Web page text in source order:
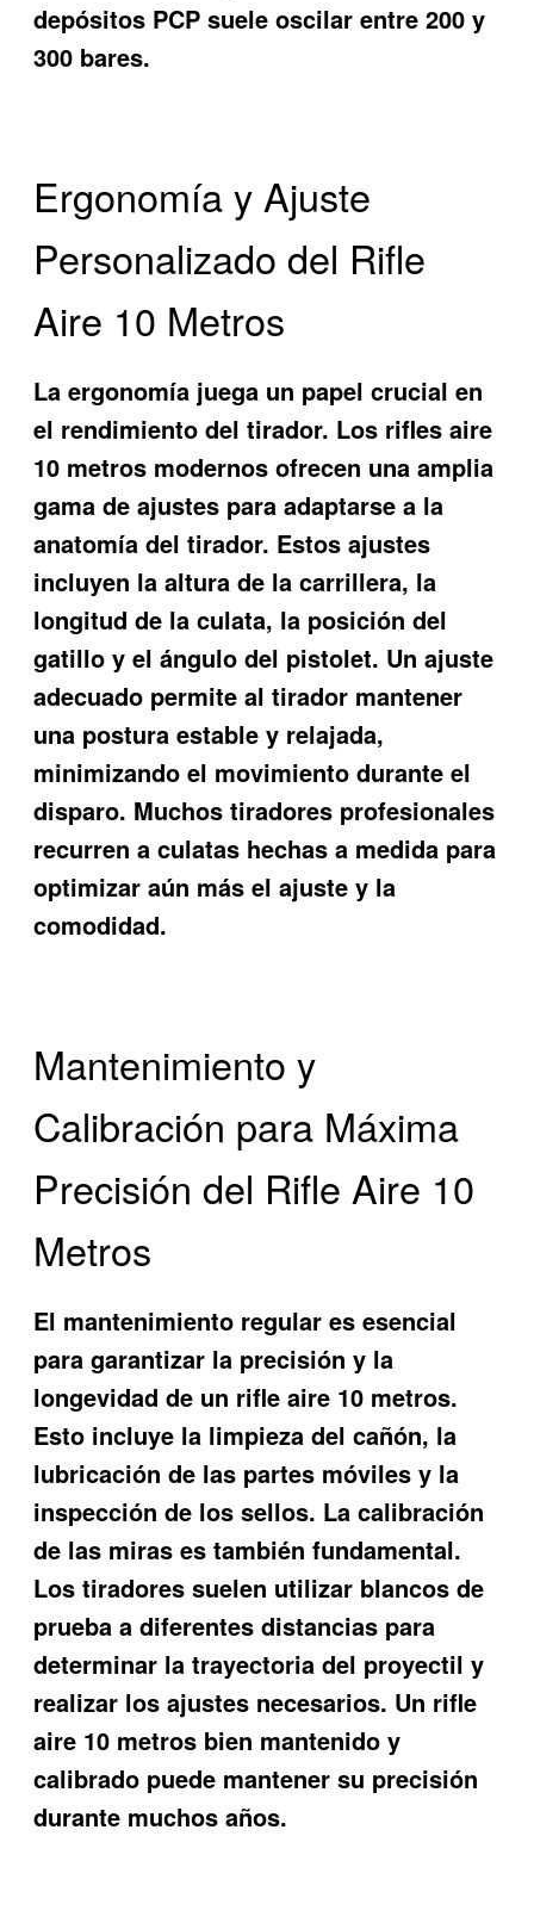
depósitos PCP suele oscilar entre 200 y
300 bares.
Ergonomía y Ajuste
Personalizado del Rifle
Aire 10 Metros
La ergonomía juega un papel crucial en
el rendimiento del tirador. Los rifles aire
10 metros modernos ofrecen una amplia
gama de ajustes para adaptarse a la
anatomía del tirador. Estos ajustes
incluyen la altura de la carrillera, la
longitud de la culata, la posición del
gatillo y el ángulo del pistolet. Un ajuste
adecuado permite al tirador mantener
una postura estable y relajada,
minimizando el movimiento durante el
disparo. Muchos tiradores profesionales
recurren a culatas hechas a medida para
optimizar aún más el ajuste y la
comodidad.
Mantenimiento y
Calibración para Máxima
Precisión del Rifle Aire 10
Metros
El mantenimiento regular es esencial
para garantizar la precisión y la
longevidad de un rifle aire 10 metros.
Esto incluye la limpieza del cañón, la
lubricación de las partes móviles y la
inspección de los sellos. La calibración
de las miras es también fundamental.
Los tiradores suelen utilizar blancos de
prueba a diferentes distancias para
determinar la trayectoria del proyectil y
realizar los ajustes necesarios. Un rifle
aire 10 metros bien mantenido y
calibrado puede mantener su precisión
durante muchos años.